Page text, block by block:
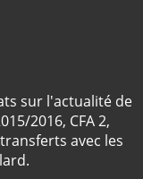
sur l'actualité de
2016, CFA 2,
avec les